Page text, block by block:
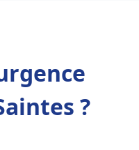
?